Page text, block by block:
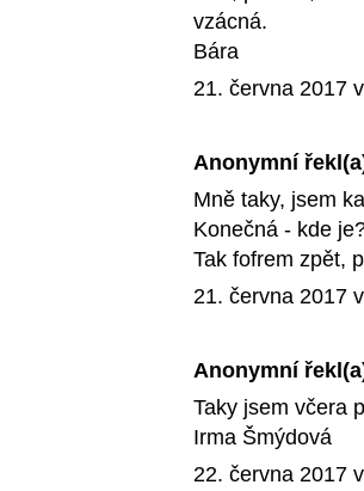
vzácná.
Bára
21. června 2017
Anonymní
Mně taky, jsem
Konečná - kde
Tak fofrem zpět,
21. června 2017
Anonymní
Taky jsem včera
Irma Šmýdová
22. června 2017